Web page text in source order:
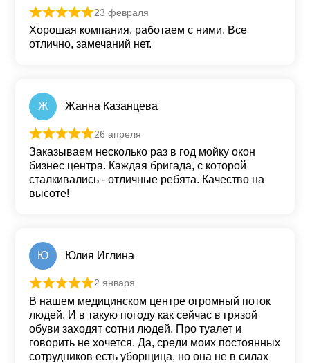
Оценка из 5
23 февраля
Хорошая компания, работаем с ними. Все
отлично, замечаний нет.
Ж Жанна Казанцева
Оценка из 5
26 апреля
Заказываем несколько раз в год мойку окон
бизнес центра. Каждая бригада, с которой
сталкивались - отличные ребята. Качество на
высоте!
Ю Юлия Иглина
Оценка из 5
2 января
В нашем медицинском центре огромный поток
людей. И в такую погоду как сейчас в грязой
обуви заходят сотни людей. Про туалет и
говорить не хочется. Да, среди моих постоянных
сотрудников есть уборщица, но она не в силах